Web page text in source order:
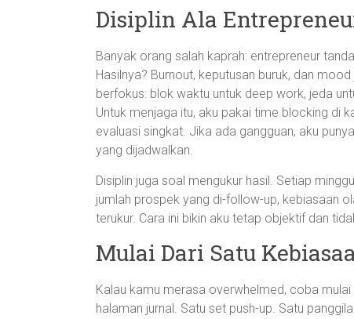
Disiplin Ala
Banyak orang salah kaprah: entrepreneur
Hasilnya? Burnout, keputusan buruk, dan
berfokus: blok waktu untuk deep work, jeda
Untuk menjaga itu, aku pakai time blocking di
evaluasi singkat. Jika ada gangguan, aku
yang dijadwalkan.
Disiplin juga soal mengukur hasil. Setiap
jumlah prospek yang di-follow-up, kebiasaan
terukur. Cara ini bikin aku tetap objektif dan
Mulai Dari Satu
Kalau kamu merasa overwhelmed, coba
halaman jurnal. Satu set push-up. Satu